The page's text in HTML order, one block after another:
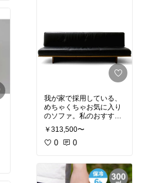
我が家で採用している、
めちゃくちゃお気に入り
のソファ。私のおすす
め！
￥313,500〜
0 0